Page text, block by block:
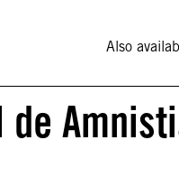
Also
de